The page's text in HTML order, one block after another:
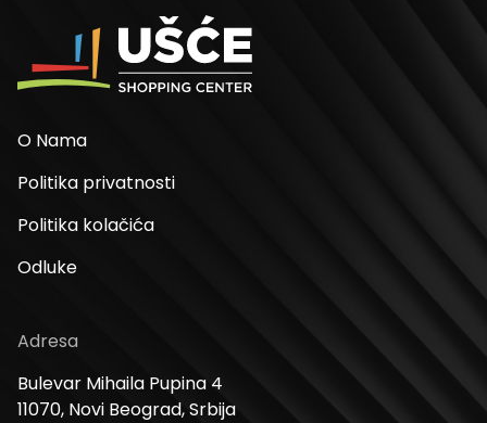
O Nama
Politika privatnosti
Politika kolačića
Odluke
Adresa
Bulevar Mihaila Pupina 4
11070, Novi Beograd, Srbija